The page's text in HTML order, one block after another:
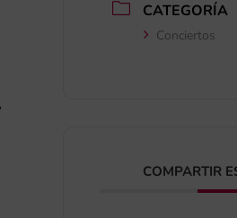
CATEGORÍA
Conciertos
COMPARTIR